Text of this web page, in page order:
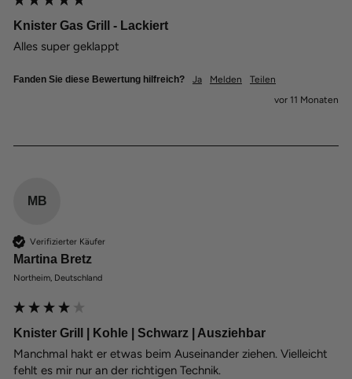
Knister Gas Grill - Lackiert
Alles super geklappt
Fanden Sie diese Bewertung hilfreich? Ja Melden
Teilen
vor 11 Monaten
MB
Verifizierter Käufer
Martina Bretz
Northeim, Deutschland
Knister Grill | Kohle | Schwarz | Ausziehbar
Manchmal hakt er etwas beim Auseinander ziehen. Vielleicht
fehlt es mir nur an der richtigen Technik.